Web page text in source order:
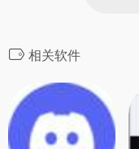
相关软件